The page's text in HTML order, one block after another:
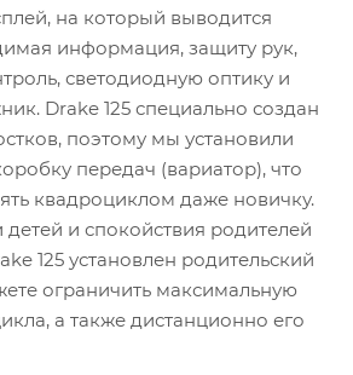
на который выводится
информация, защиту рук,
светодиодную оптику и
Drake 125 специально создан
поэтому мы установили
передач (вариатор), что
квадроциклом даже новичку.
детей и спокойствия родителей
125 установлен родительский
ограничить максимальную
а также дистанционно его